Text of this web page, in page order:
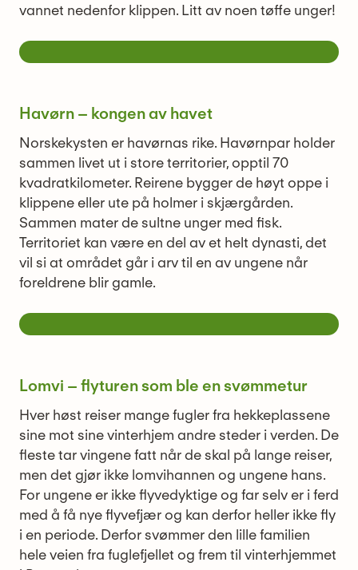
vannet nedenfor klippen. Litt av noen tøffe unger!
Havørn – kongen av havet
Norskekysten er havørnas rike. Havørnpar holder
sammen livet ut i store territorier, opptil 70
kvadratkilometer. Reirene bygger de høyt oppe i
klippene eller ute på holmer i skjærgården.
Sammen mater de sultne unger med fisk.
Territoriet kan være en del av et helt dynasti, det
vil si at området går i arv til en av ungene når
foreldrene blir gamle.
Lomvi – flyturen som ble en svømmetur
Hver høst reiser mange fugler fra hekkeplassene
sine mot sine vinterhjem andre steder i verden. De
fleste tar vingene fatt når de skal på lange reiser,
men det gjør ikke lomvihannen og ungene hans.
For ungene er ikke flyvedyktige og far selv er i ferd
med å få nye flyvefjær og kan derfor heller ikke fly
i en periode. Derfor svømmer den lille familien
hele veien fra fuglefjellet og frem til vinterhjemmet